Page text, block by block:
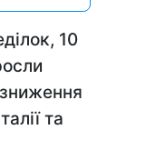
10
та